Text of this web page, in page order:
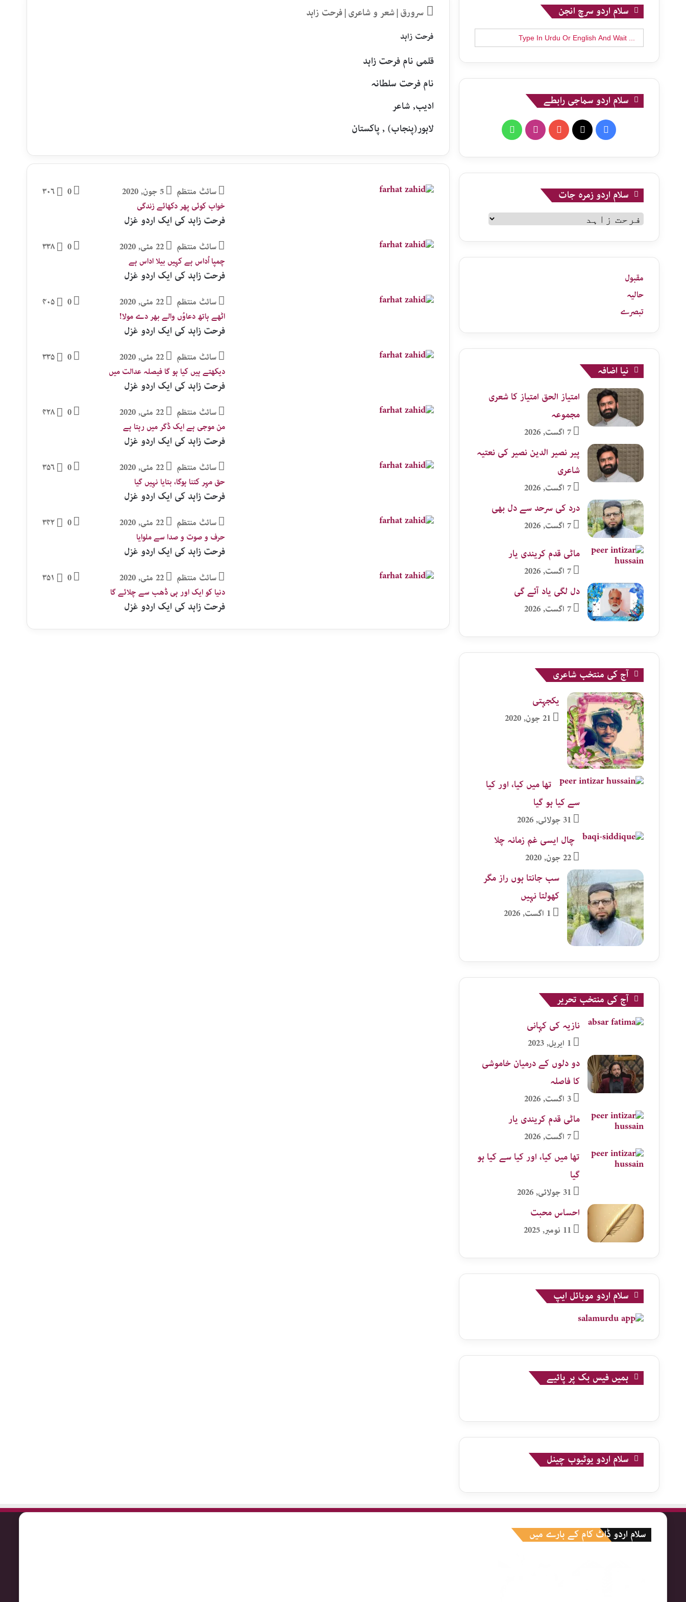
سرورق|شعر و شاعری|فرحت زاہد
فرحت زاہد
قلمی نام فرحت زاہد
نام فرحت سلطانہ
ادیب, شاعر
لاہور(پنجاب) , پاکستان
سائٹ منتظم 5 جون, 2020 0 ۳۰۶
خواب کوئی پھر دکھائے زندگی
فرحت زاہد کی ایک اردو غزل
سائٹ منتظم 22 مئی, 2020 0 ۳۳۸
چمپا اُداس ہے کہیں بیلا اداس ہے
فرحت زاہد کی ایک اردو غزل
سائٹ منتظم 22 مئی, 2020 0 ۴۰۵
اٹھے ہاتھ دعاوُں والے بھر دے مولا!
فرحت زاہد کی ایک اردو غزل
سائٹ منتظم 22 مئی, 2020 0 ۳۳۵
دیکھتے ہیں کیا ہو گا فیصلہ عدالت میں
فرحت زاہد کی ایک اردو غزل
سائٹ منتظم 22 مئی, 2020 0 ۴۲۸
من موجی ہے ایک ڈگر میں رہتا ہے
فرحت زاہد کی ایک اردو غزل
سائٹ منتظم 22 مئی, 2020 0 ۳۵۶
حق مہر کتنا ہوگا، بتایا نہیں گیا
فرحت زاہد کی ایک اردو غزل
سائٹ منتظم 22 مئی, 2020 0 ۳۴۲
حرف و صوت و صدا سے ملوایا
فرحت زاہد کی ایک اردو غزل
سائٹ منتظم 22 مئی, 2020 0 ۳۵۱
دنیا کو ایک اور ہی ڈھب سے چلائے گا
فرحت زاہد کی ایک اردو غزل
سلام اردو سرچ انجن
Search
for:
سلام اردو سماجی رابطے
Facebook
YouTube
Instagram
WhatsApp
سلام اردو زمرہ جات
سلام
اردو
زمرہ
مقبول
حالیہ
تبصرے
نیا اضافہ
امتیاز الحق امتیاز کا شعری
مجموعہ
7 اگست, 2026
پیر نصیر الدین نصیر کی نعتیہ
شاعری
7 اگست, 2026
درد کی سرحد سے دل بھی
7 اگست, 2026
ماٹی قدم کریندی یار
7 اگست, 2026
دل لگی یاد آئے گی
7 اگست, 2026
آج کی منتخب شاعری
یکجہتی
21 جون, 2020
تھا میں کیا، اور کیا
سے کیا ہو گیا
31 جولائی, 2026
چال ایسی غم زمانہ چلا
22 جون, 2020
سب جانتا ہوں راز مگر
کھولتا نہیں
1 اگست, 2026
آج کی منتخب تحریر
نازیہ کی کہانی
1 اپریل, 2023
دو دلوں کے درمیان خاموشی
کا فاصلہ
3 اگست, 2026
ماٹی قدم کریندی یار
7 اگست, 2026
تھا میں کیا، اور کیا سے کیا ہو
گیا
31 جولائی, 2026
احساس محبت
11 نومبر, 2025
سلام اردو موبائل ایپ
ہمیں فیس بک پر پائیے
سلام اردو یوٹیوب چینل
سلام اردو ڈاٹ کام کے بارے میں